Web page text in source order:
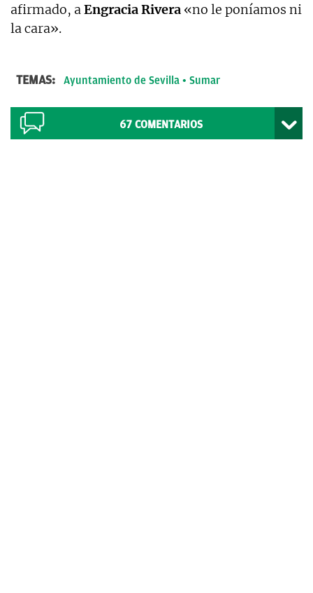
afirmado, aEngracia Rivera «no le poníamos ni
la cara».
TEMAS: Ayuntamiento de Sevilla Sumar
67 COMENTARIOS